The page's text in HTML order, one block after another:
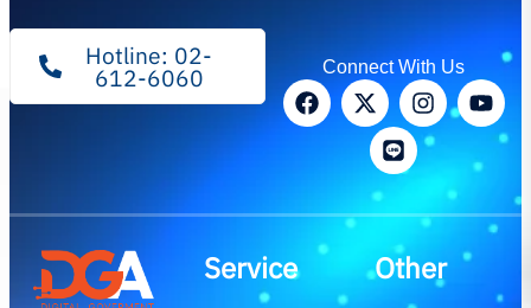
Hotline: 02-
612-6060 Connect With Us
Service Other